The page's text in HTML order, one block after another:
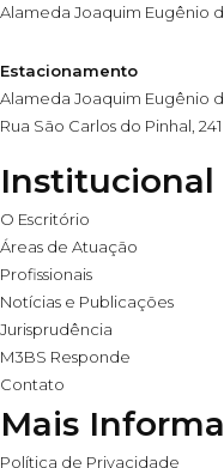
Alameda Joaquim Eugênio
Estacionamento
Alameda Joaquim Eugênio
Rua São Carlos do Pinhal, 241
Institucional
O Escritório
Áreas de Atuação
Profissionais
Notícias e Publicações
Jurisprudência
M3BS Responde
Contato
Mais
Política de Privacidade